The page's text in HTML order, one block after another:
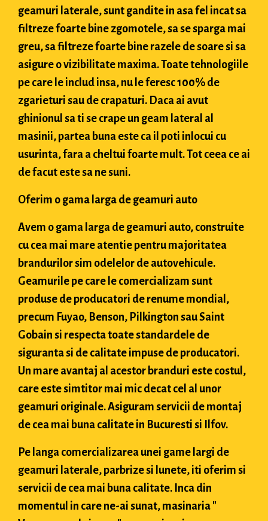
geamuri laterale, sunt gandite in asa fel incat sa
filtreze foarte bine zgomotele, sa se sparga mai
greu, sa filtreze foarte bine razele de soare si sa
asigure o vizibilitate maxima. Toate tehnologiile
pe care le includ insa, nu le feresc 100% de
zgarieturi sau de crapaturi. Daca ai avut
ghinionul sa ti se crape un geam lateral al
masinii, partea buna este ca il poti inlocui cu
usurinta, fara a cheltui foarte mult. Tot ceea ce ai
de facut este sa ne suni.
Oferim o gama larga de geamuri auto
Avem o gama larga de geamuri auto, construite
cu cea mai mare atentie pentru majoritatea
brandurilor sim odelelor de autovehicule.
Geamurile pe care le comercializam sunt
produse de producatori de renume mondial,
precum Fuyao, Benson, Pilkington sau Saint
Gobain si respecta toate standardele de
siguranta si de calitate impuse de producatori.
Un mare avantaj al acestor branduri este costul,
care este simtitor mai mic decat cel al unor
geamuri originale. Asiguram servicii de montaj
de cea mai buna calitate in Bucuresti si Ilfov.
Pe langa comercializarea unei game largi de
geamuri laterale, parbrize si lunete, iti oferim si
servicii de cea mai buna calitate. Inca din
momentul in care ne-ai sunat, masinaria "